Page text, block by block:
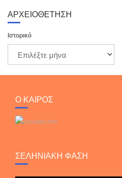
ΑΡΧΕΙΟΘΕΤΗΣΗ
Ιστορικό
Ο ΚΑΙΡΟΣ
ΣΕΛΗΝΙΑΚΉ ΦΆΣΗ